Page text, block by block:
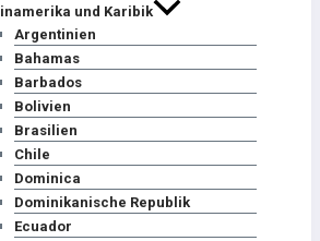
und Karibik
Argentinien
Bahamas
Barbados
Bolivien
Brasilien
Chile
Dominica
Dominikanische Republik
Ecuador